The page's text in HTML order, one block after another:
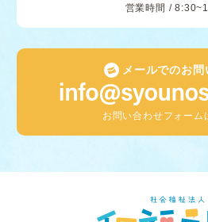
営業時間 /
メールでのお問
お問い合わせフォーム